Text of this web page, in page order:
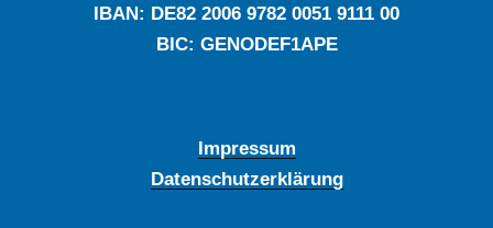
IBAN: DE‍82 ‍2006 ‍9782 ‍0051 ‍9111 ‍00
BIC: GENODEF1APE
Impressum
Datenschutzerklärung